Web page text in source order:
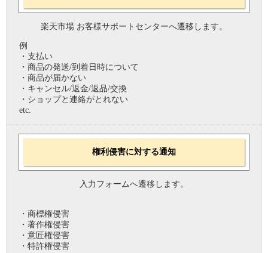
楽天市場 お客様サポートセンターへ遷移します。
例
・支払い
・商品の発送/到着日時について
・商品が届かない
・キャンセル/返金/返品/交換
・ショップと連絡がとれない
etc.
権利侵害に対する通知
入力フォームへ遷移します。
・商標権侵害
・著作権侵害
・意匠権侵害
・特許権侵害